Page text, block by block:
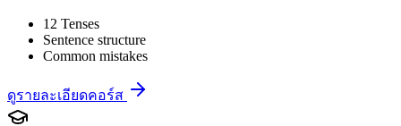
12 Tenses
Sentence structure
Common mistakes
ดูรายละเอียดคอร์ส